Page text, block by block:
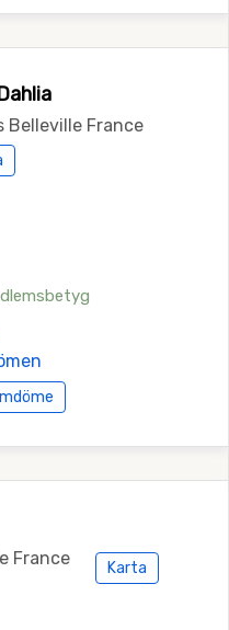
Belleville France
France Karta